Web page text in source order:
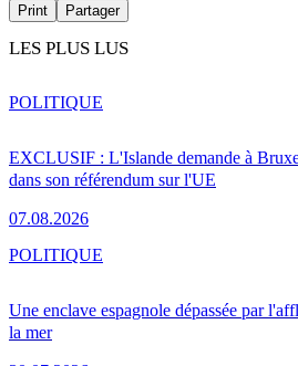
Print Partager
LES PLUS LUS
EXCLUSIF : L'Islande demande à
dans son référendum sur l'UE
07.08.2026
POLITIQUE
Une enclave espagnole dépassée par
la mer
POLITIQUE